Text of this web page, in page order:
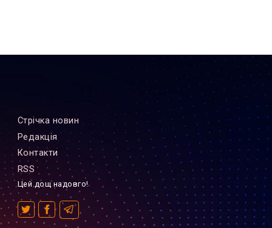
Стрiчка новин
Редакцiя
Контакти
RSS
Цей дощ надовго!